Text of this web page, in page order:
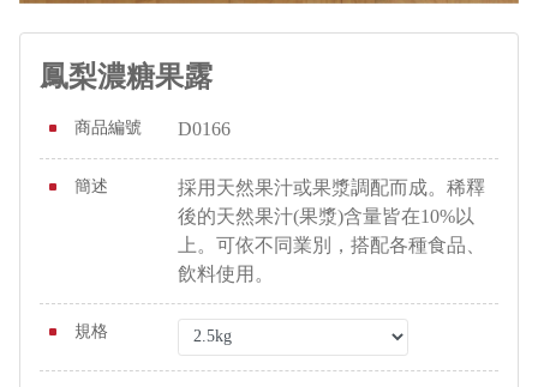
鳳梨濃糖果露
商品編號 D0166
簡述
採用天然果汁或果漿調配而成。稀釋
後的天然果汁(果漿)含量皆在10%以
上。可依不同業別，搭配各種食品、
飲料使用。
規格